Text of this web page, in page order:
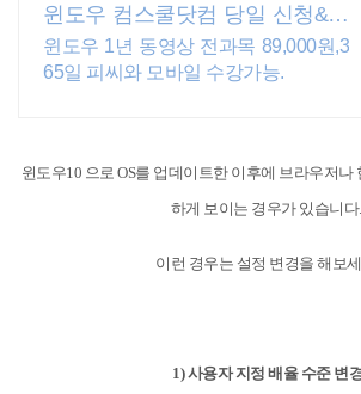
윈도우 컴스쿨닷컴 당일 신청&결
제시 기프티콘!
윈도우 1년 동영상 전과목 89,000원,3
65일 피씨와 모바일 수강가능.
윈도우10 으로 OS를 업데이트한 이후에 브라우저나
하게 보이는 경우가 있습니다.
이런 경우는 설정 변경을 해보
1) 사용자 지정 배율 수준 변